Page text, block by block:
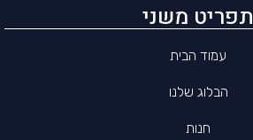
תפריט משני
עמוד הבית
הבלוג שלנו
חנות